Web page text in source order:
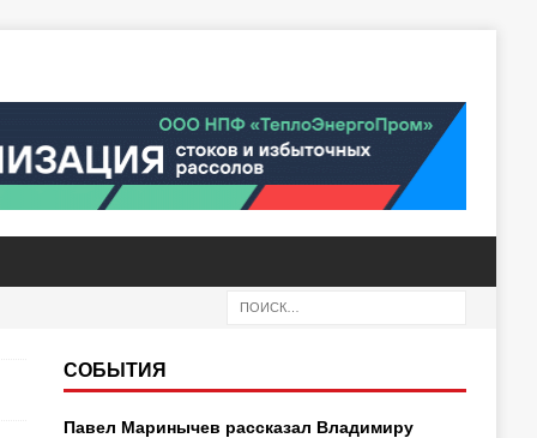
СОБЫТИЯ
Павел Маринычев рассказал Владимиру